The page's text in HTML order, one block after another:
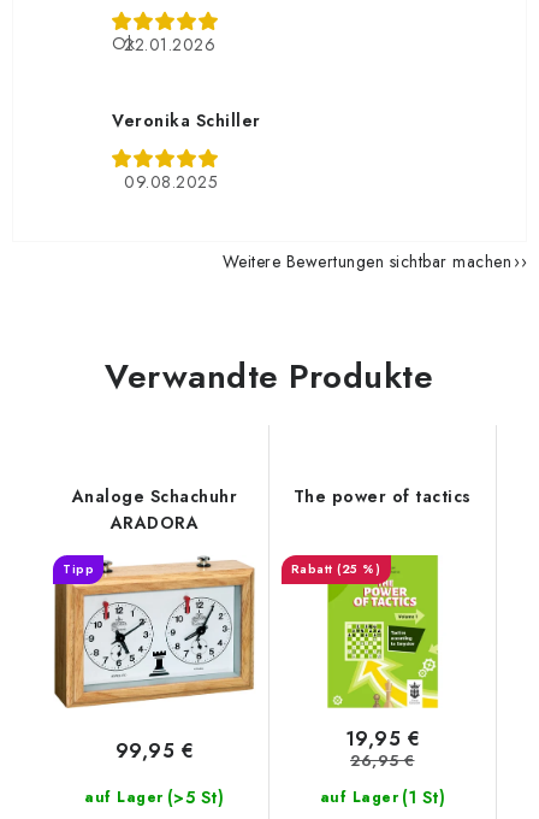
22.01.2026
Ok
Veronika Schiller
09.08.2025
Weitere Bewertungen sichtbar machen
Verwandte Produkte
Analoge Schachuhr
ARADORA
Tipp
auf Lager (>5 St)
99,95 €
The power of tactics
(25 %)
auf Lager (1 St)
19,95 €
26,95 €